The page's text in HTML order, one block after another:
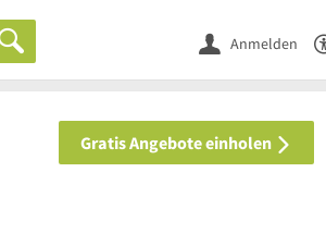
Anmelden
Gratis Angebote einholen